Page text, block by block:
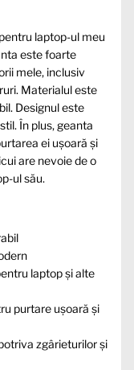
laptop-ul meu
este foarte
mele, inclusiv
Materialul este
Designul este
În plus, geanta
ei ușoară și
are nevoie de o
ul său.
laptop și alte
purtare ușoară și
zgârieturilor și